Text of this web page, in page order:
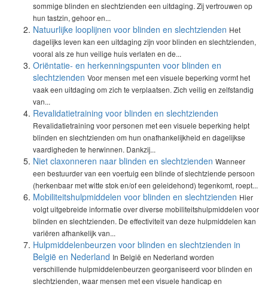
sommige blinden en slechtzienden een uitdaging. Zij vertrouwen op
hun tastzin, gehoor en...
Natuurlijke looplijnen voor blinden en slechtzienden Het
dagelijks leven kan een uitdaging zijn voor blinden en slechtzienden,
vooral als ze hun veilige huis verlaten en de...
Oriëntatie- en herkenningspunten voor blinden en
slechtzienden Voor mensen met een visuele beperking vormt het
vaak een uitdaging om zich te verplaatsen. Zich veilig en zelfstandig
van...
Revalidatietraining voor blinden en slechtzienden
Revalidatietraining voor personen met een visuele beperking helpt
blinden en slechtzienden om hun onafhankelijkheid en dagelijkse
vaardigheden te herwinnen. Dankzij...
Niet claxonneren naar blinden en slechtzienden Wanneer
een bestuurder van een voertuig een blinde of slechtziende persoon
(herkenbaar met witte stok en/of een geleidehond) tegenkomt, roept...
Mobiliteitshulpmiddelen voor blinden en slechtzienden Hier
volgt uitgebreide informatie over diverse mobiliteitshulpmiddelen voor
blinden en slechtzienden. De effectiviteit van deze hulpmiddelen kan
variëren afhankelijk van...
Hulpmiddelenbeurzen voor blinden en slechtzienden in
België en Nederland In België en Nederland worden
verschillende hulpmiddelenbeurzen georganiseerd voor blinden en
slechtzienden, waar mensen met een visuele handicap en